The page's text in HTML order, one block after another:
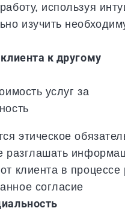
используя
изучить
к другому
услуг за
этическое
разглашать
клиента в процессе
согласие